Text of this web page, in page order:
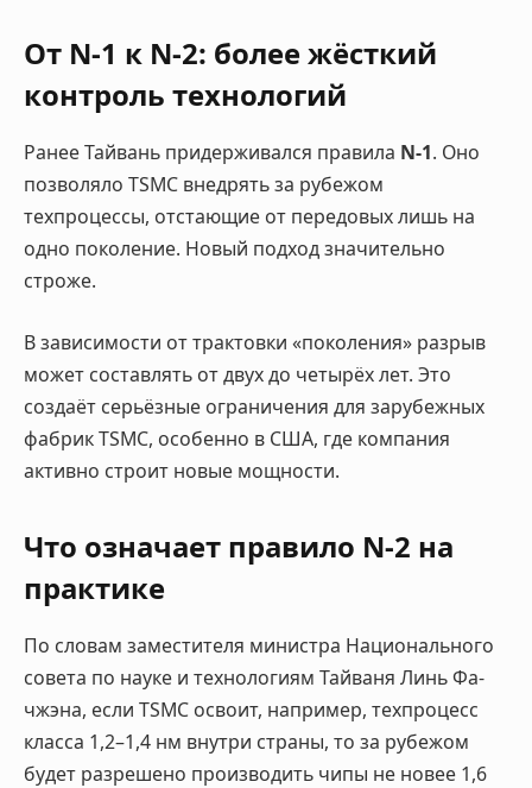
От N-1 к N-2: более жёсткий
контроль технологий
Ранее Тайвань придерживался правила N-1. Оно
позволяло TSMC внедрять за рубежом
техпроцессы, отстающие от передовых лишь на
одно поколение. Новый подход значительно
строже.
В зависимости от трактовки «поколения» разрыв
может составлять от двух до четырёх лет. Это
создаёт серьёзные ограничения для зарубежных
фабрик TSMC, особенно в США, где компания
активно строит новые мощности.
Что означает правило N-2 на
практике
По словам заместителя министра Национального
совета по науке и технологиям Тайваня Линь Фа-
чжэна, если TSMC освоит, например, техпроцесс
класса 1,2–1,4 нм внутри страны, то за рубежом
будет разрешено производить чипы не новее 1,6